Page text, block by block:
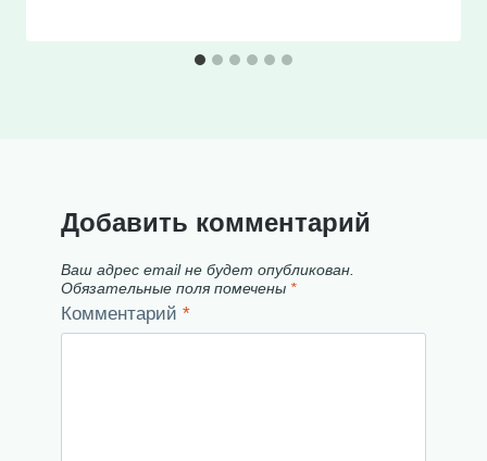
Добавить комментарий
Ваш адрес email не будет опубликован.
Обязательные поля помечены *
Комментарий *